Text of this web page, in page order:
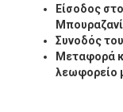
Είσοδος
Συνοδός
Μεταφορά
λεωφορείο